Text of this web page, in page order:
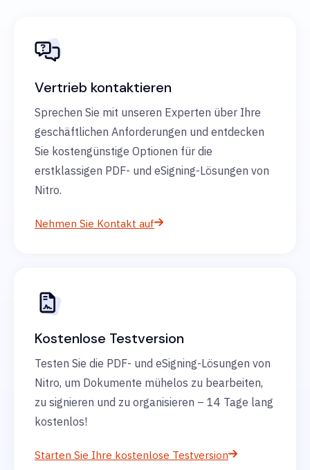
Vertrieb kontaktieren
Sprechen Sie mit unseren Experten über Ihre
geschäftlichen Anforderungen und entdecken
Sie kostengünstige Optionen für die
erstklassigen PDF- und eSigning-Lösungen von
Nitro.
Nehmen Sie Kontakt auf
Kostenlose Testversion
Testen Sie die PDF- und eSigning-Lösungen von
Nitro, um Dokumente mühelos zu bearbeiten,
zu signieren und zu organisieren – 14 Tage lang
kostenlos!
Starten Sie Ihre kostenlose Testversion